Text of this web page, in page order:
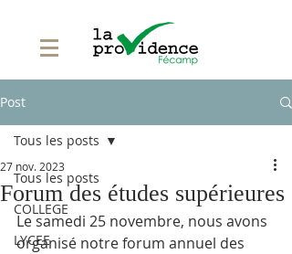
Post
Tous les posts
COLLEGE
LYCEE
Tous les posts
Forum des études supérieures
27 nov. 2023
Le samedi 25 novembre, nous avons
organisé notre forum annuel des